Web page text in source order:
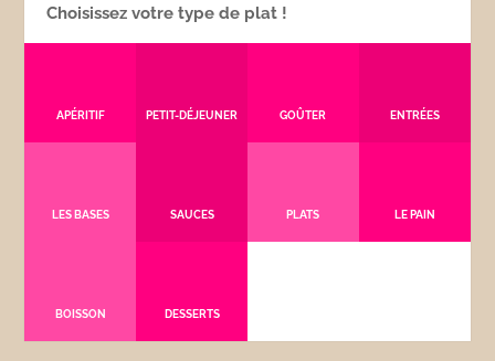
Choisissez votre type de plat !
APÉRITIF PETIT-DÉJEUNER GOÛTER ENTRÉES
LES BASES SAUCES PLATS LE PAIN
BOISSON DESSERTS